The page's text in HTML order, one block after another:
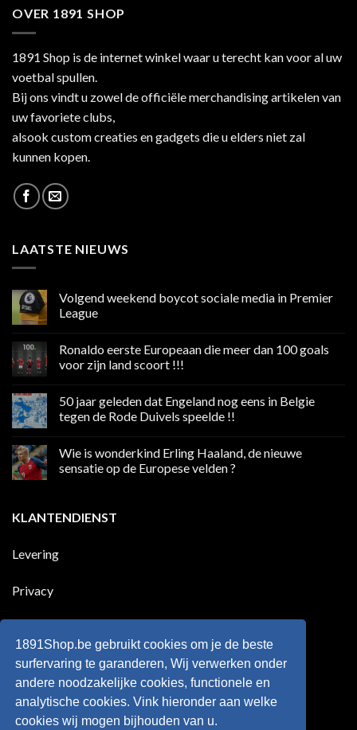
OVER 1891 SHOP
1891 Shop is de internet winkel waar u terecht kan voor al uw
voetbal spullen.
Bij ons vindt u zowel de officiële merchandising artikelen van
uw favoriete clubs,
alsook custom creaties en gadgets die u elders niet zal
kunnen kopen.
LAATSTE NIEUWS
Volgend weekend boycot sociale media in Premier
League
op
weekend
media
in
Premier
Ronaldo eerste Europeaan die meer dan 100 goals
voor zijn land scoort !!!
op
Ronaldo
eerste
meer
100
land
scoort
50 jaar geleden dat Engeland nog eens in Belgie
tegen de Rode Duivels speelde !!
op
jaar
nog
eens
tegen
Wie is wonderkind Erling Haaland, de nieuwe
sensatie op de Europese velden ?
Wie
is
Haaland,
Europese
KLANTENDIENST
Levering
Privacy
Retourneren
Algemene voorwaarden
1891Shop.be gebruikt cookies om je de beste
surfervaring te garanderen, Wij verwerken onder
andere noodzakelijke cookies, functionele en
analytische cookies. Vink hieronder aan welke
cookies wij mogen bijhouden van u.